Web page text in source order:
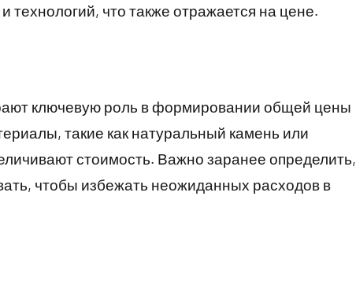
технологий, что также отражается на цене.
ключевую роль в формировании общей цены
такие как натуральный камень или
стоимость. Важно заранее определить,
чтобы избежать неожиданных расходов в